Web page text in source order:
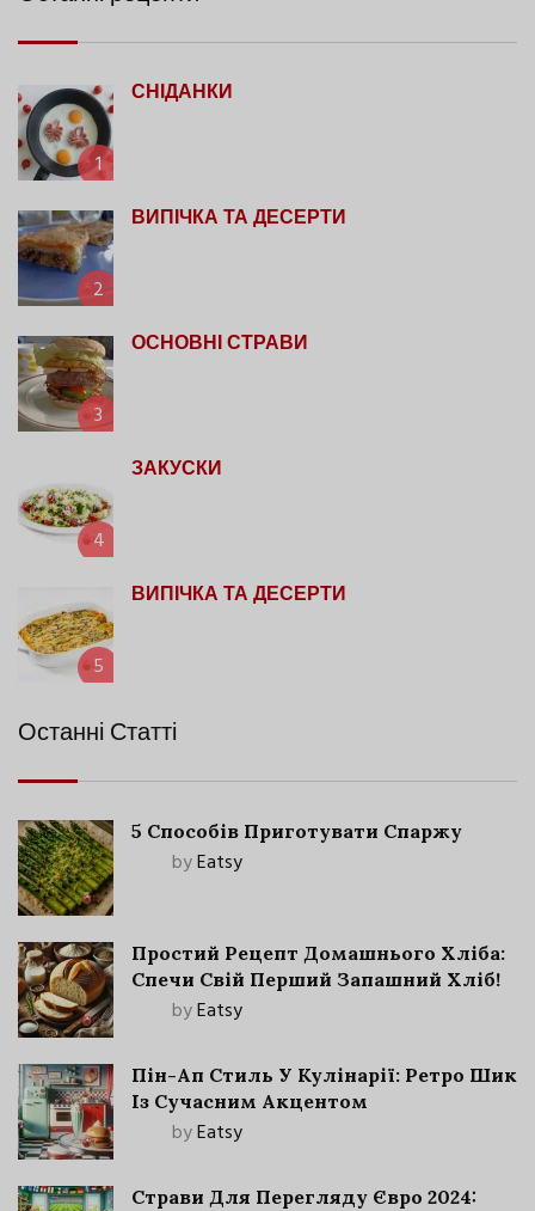
1
СНІДАНКИ
2
ВИПІЧКА ТА ДЕСЕРТИ
3
ОСНОВНІ СТРАВИ
4
ЗАКУСКИ
5
ВИПІЧКА ТА ДЕСЕРТИ
Останні Статті
5 Способів Приготувати Спаржу
byEatsy
Простий Рецепт Домашнього Хліба:
Спечи Свій Перший Запашний Хліб!
byEatsy
Пін-Ап Стиль У Кулінарії: Ретро Шик
Із Сучасним Акцентом
byEatsy
Страви Для Перегляду Євро 2024: